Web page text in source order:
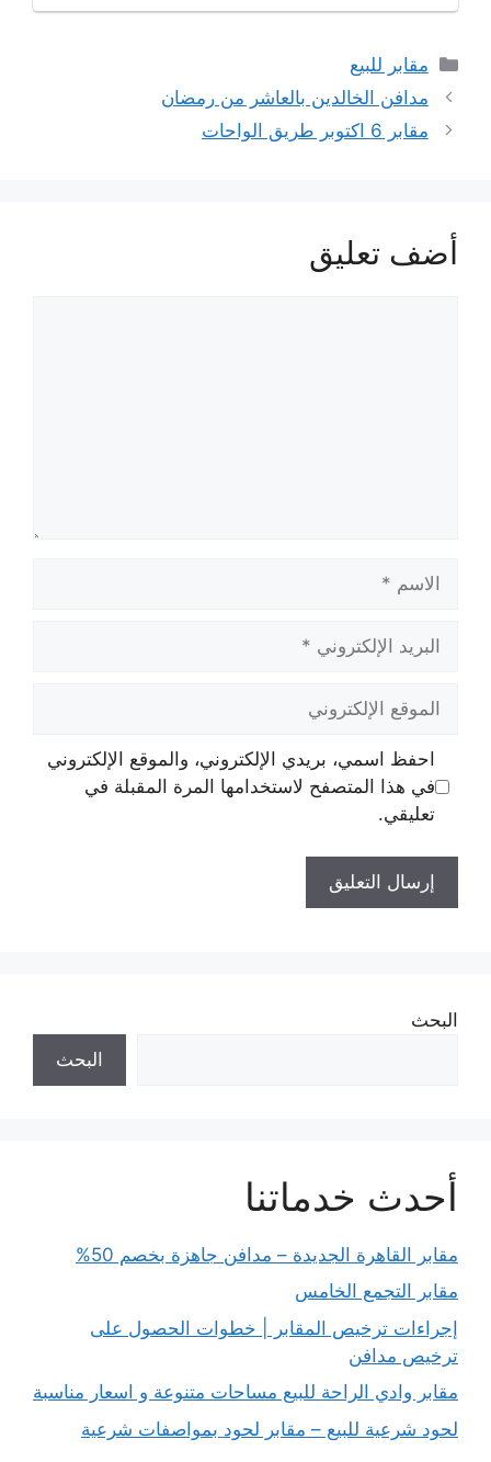
التصنيفات
مقابر للبيع
مدافن الخالدين بالعاشر من رمضان
مقابر 6 اكتوبر طريق الواحات
أضف تعليق
الاسم
البريد
الإلكتروني
الموقع
الإلكتروني
احفظ اسمي، بريدي الإلكتروني، والموقع الإلكتروني
في هذا المتصفح لاستخدامها المرة المقبلة في
تعليقي.
البحث
البحث
أحدث خدماتنا
مقابر القاهرة الجديدة – مدافن جاهزة بخصم 50%
مقابر التجمع الخامس
إجراءات ترخيص المقابر | خطوات الحصول على
ترخيص مدافن
مقابر وادي الراحة للبيع مساحات متنوعة و اسعار مناسبة
لحود شرعية للبيع – مقابر لحود بمواصفات شرعية